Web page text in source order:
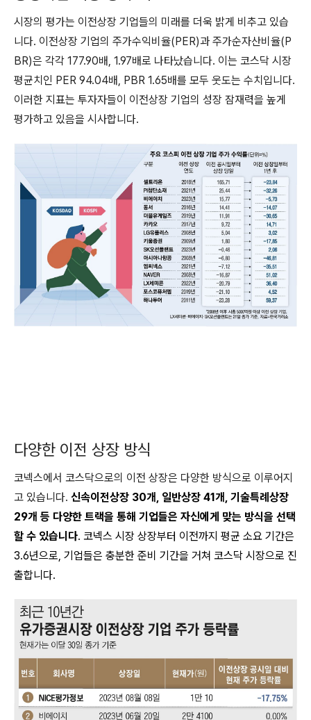
시장의 평가는 이전상장 기업들의 미래를 더욱 밝게 비추고 있습
니다. 이전상장 기업의 주가수익비율(PER)과 주가순자산비율(P
BR)은 각각 177.90배, 1.97배로 나타났습니다. 이는 코스닥 시장
평균치인 PER 94.04배, PBR 1.65배를 모두 웃도는 수치입니다.
이러한 지표는 투자자들이 이전상장 기업의 성장 잠재력을 높게
평가하고 있음을 시사합니다.
다양한 이전 상장 방식
코넥스에서 코스닥으로의 이전 상장은 다양한 방식으로 이루어지
고 있습니다. 신속이전상장 30개, 일반상장 41개, 기술특례상장
29개 등 다양한 트랙을 통해 기업들은 자신에게 맞는 방식을 선택
할 수 있습니다. 코넥스 시장 상장부터 이전까지 평균 소요 기간은
3.6년으로, 기업들은 충분한 준비 기간을 거쳐 코스닥 시장으로 진
출합니다.